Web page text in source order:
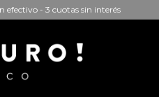
efectivo - 3 cuotas sin interés